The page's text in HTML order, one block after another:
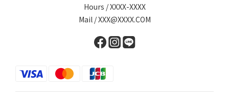
Hours / XXXX-XXXX
Mail / XXX@XXXX.COM